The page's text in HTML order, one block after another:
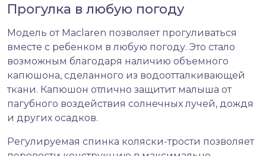
Прогулка в любую погоду
Модель от Maclaren позволяет прогуливаться
вместе с ребенком в любую погоду. Это стало
возможным благодаря наличию объемного
капюшона, сделанного из водоотталкивающей
ткани. Капюшон отлично защитит малыша от
пагубного воздействия солнечных лучей, дождя
и других осадков.
Регулируемая спинка коляски-трости позволяет